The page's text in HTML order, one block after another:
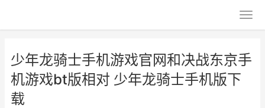
少年龙骑士手机游戏官网和决战东京手
机游戏bt版相对 少年龙骑士手机版下
载